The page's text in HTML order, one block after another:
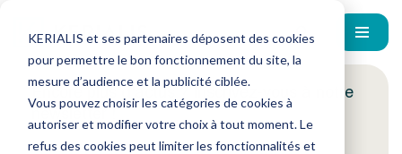
KERIALIS et ses partenaires déposent des cookies
pour permettre le bon fonctionnement du site, la
mesure d’audience et la publicité ciblée.
Vous pouvez choisir les catégories de cookies à
autoriser et modifier votre choix à tout moment. Le
refus des cookies peut limiter les fonctionnalités et
Encore plus d'actus ? Inscrivez-vous à notre
newsletter !